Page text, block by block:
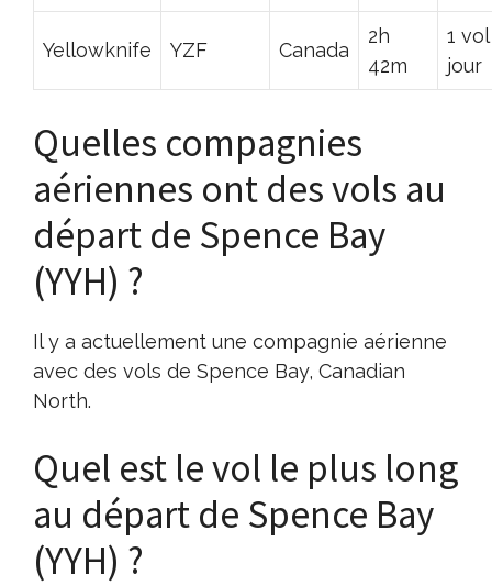
Yellowknife YZF Canada
2h
42m
1
jour
Quelles compagnies
aériennes ont des vols au
départ de Spence Bay
(YYH) ?
Il y a actuellement une compagnie aérienne
avec des vols de Spence Bay, Canadian
North.
Quel est le vol le plus long
au départ de Spence Bay
(YYH) ?